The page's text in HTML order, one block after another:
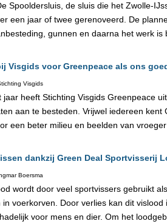
Spooldersluis, de sluis die het Zwolle-
een jaar of twee gerenoveerd. De
gunnen en daarna het werk is
Visgids voor Greenpeace als ons
Visgids
jaar heeft Stichting Visgids Greenpeace
aan te besteden. Vrijwel iedereen kent
een beter milieu en beelden van
dankzij Green Deal Sportvisserij
Boersma
wordt door veel sportvissers gebruikt
in voerkorven. Door verlies kan dit
voor mens en dier. Om het